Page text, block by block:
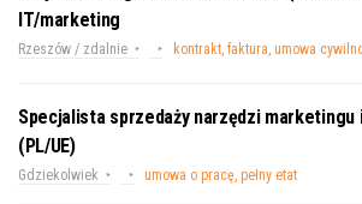
IT/marketing
Rzeszów / zdalnie kontrakt, faktura, umowa
Specjalista sprzedaży narzędzi
(PL/UE)
Gdziekolwiek umowa o pracę, pełny etat